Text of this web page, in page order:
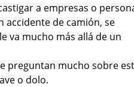
a empresas o
de camión, se
va mucho más allá de un
preguntan mucho sobre
o dolo.